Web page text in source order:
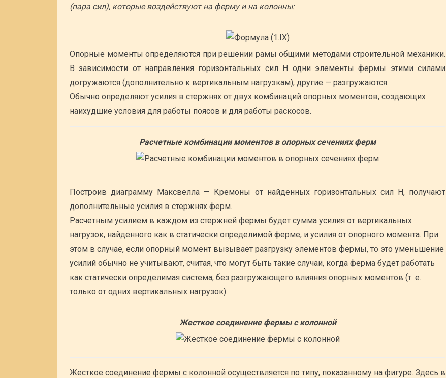
(пара сил), которые воздействуют на ферму и на колонны:
Опорные моменты определяются при решении рамы общими методами строительной механики.
В зависимости от направления горизонтальных сил Н одни элементы фермы этими силами
догружаются (дополнительно к вертикальным нагрузкам), другие — разгружаются.
Обычно определяют усилия в стержнях от двух комбинаций опорных моментов, создающих
наихудшие условия для работы поясов и для работы раскосов.
Расчетные комбинации моментов в опорных сечениях ферм
Построив диаграмму Максвелла — Кремоны от найденных горизонтальных сил Н, получают
дополнительные усилия в стержнях ферм.
Расчетным усилием в каждом из стержней фермы будет сумма усилия от вертикальных
нагрузок, найденного как в статически определимой ферме, и усилия от опорного момента. При
этом в случае, если опорный момент вызывает разгрузку элементов фермы, то это уменьшение
усилий обычно не учитывают, считая, что могут быть такие случаи, когда ферма будет работать
как статически определимая система, без разгружающего влияния опорных моментов (т. е.
только от одних вертикальных нагрузок).
Жесткое соединение фермы с колонной
Жесткое соединение фермы с колонной осуществляется по типу, показанному на фигуре. Здесь в